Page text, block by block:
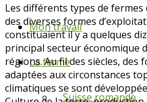
Mon travail
La ferme
Suisse romande
Les différents types de
des diverses formes
constituaient il y a quelques
principal secteur économique
régions. Au fil des siècles, des
adaptées aux circonstances
climatiques se sont